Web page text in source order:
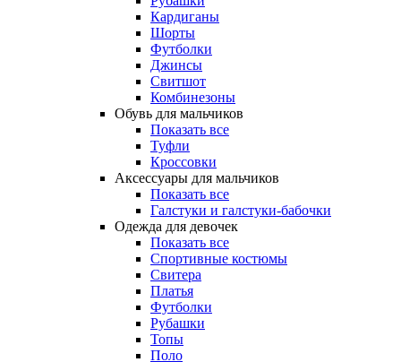
Кардиганы
Шорты
Футболки
Джинсы
Свитшот
Комбинезоны
Обувь для мальчиков
Показать все
Туфли
Кроссовки
Аксессуары для мальчиков
Показать все
Галстуки и галстуки-бабочки
Одежда для девочек
Показать все
Спортивные костюмы
Свитера
Платья
Футболки
Рубашки
Топы
Поло